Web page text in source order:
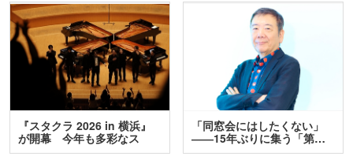
『スタクラ 2026 in 横浜』
が開幕 今年も多彩なス
テ…
「同窓会にはしたくない」
――15年ぶりに集う「第…